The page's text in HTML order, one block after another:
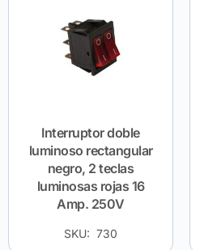
Interruptor doble
luminoso rectangular
negro, 2 teclas
luminosas rojas 16
Amp. 250V
SKU: 730